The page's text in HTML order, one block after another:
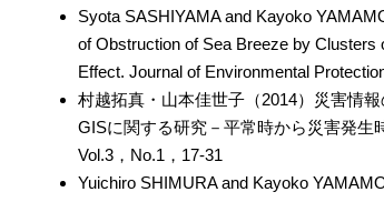
Syota SASHIYAMA and Kayoko
of Obstruction of Sea Breeze by
Effect. Journal of Environmental
村越拓真・山本佳世子（2014）災害情
GISに関する研究－平常時から災害発生
Vol.3，No.1，17-31
Yuichiro SHIMURA and Kayoko